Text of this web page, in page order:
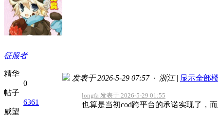
征服者
精华
0
帖子
6361
威望
发表于 2026-5-29 07:57 · 浙江 | 显示全部
longfa 发表于 2026-5-29 01:55
也算是当初cod跨平台的承诺实现了，